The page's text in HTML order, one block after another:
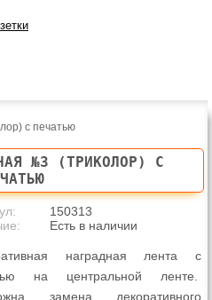
с печатью
№3 (ТРИКОЛОР) С
150313
Есть в наличии
наградная лента с
на центральной ленте.
замена декоративного